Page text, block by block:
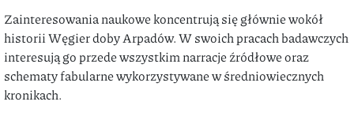
Zainteresowania naukowe koncentrują się głównie wokół
historii Węgier doby Arpadów. W swoich pracach badawczych
interesują go przede wszystkim narracje źródłowe oraz
schematy fabularne wykorzystywane w średniowiecznych
kronikach.